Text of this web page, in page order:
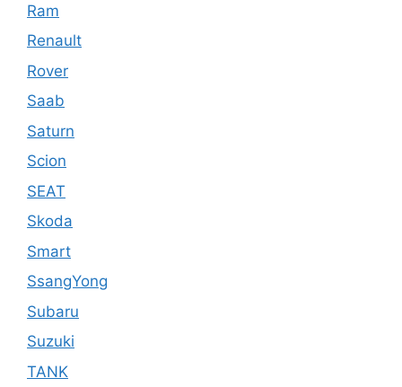
Ram
Renault
Rover
Saab
Saturn
Scion
SEAT
Skoda
Smart
SsangYong
Subaru
Suzuki
TANK